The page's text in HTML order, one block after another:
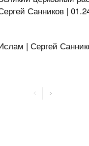
Санников |
| Сергей